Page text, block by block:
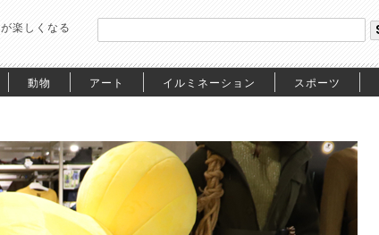
楽しくなる
動物 アート イルミネーション スポーツ